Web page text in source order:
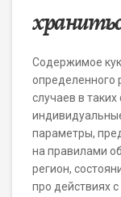
Содержимое
определенного
случаев в
параметры,
на правилами
регион,
про действиях